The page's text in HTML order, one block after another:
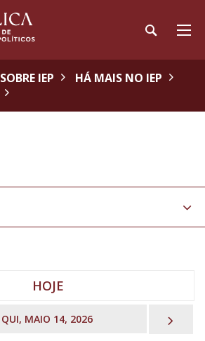
SOBRE IEP
HÁ MAIS NO IEP
HOJE
QUI, MAIO 14, 2026